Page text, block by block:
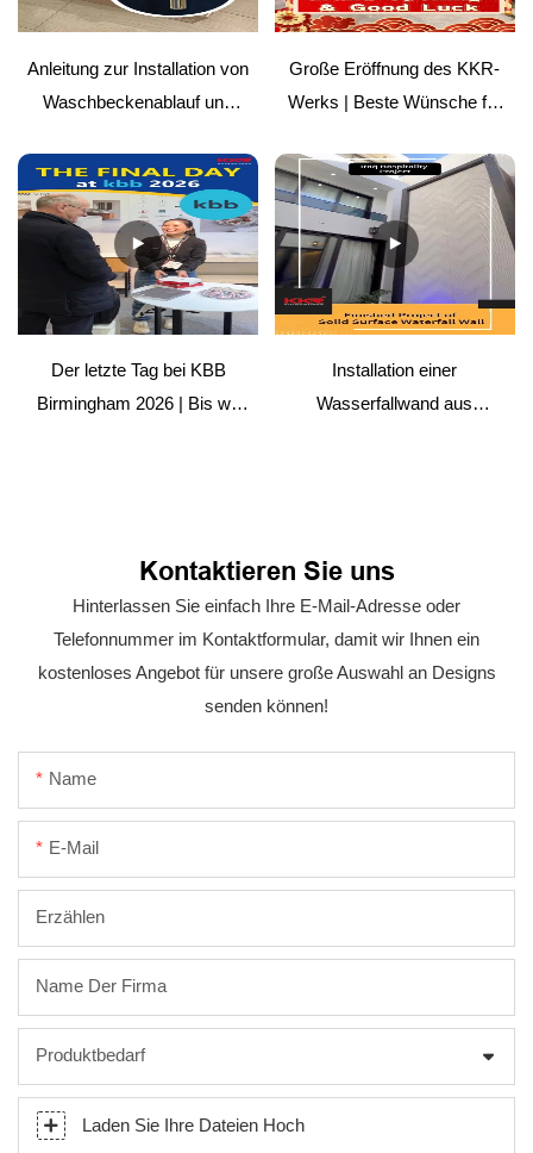
Anleitung zur Installation von
Waschbeckenablauf und
Mineralwerkstoff | Einfache
Anleitung
Große Eröffnung des KKR-
Werks | Beste Wünsche für
Der letzte Tag bei KBB
Birmingham 2026 | Bis wir
Installation einer
Wasserfallwand aus
Kontaktieren Sie uns
Hinterlassen Sie einfach Ihre E-Mail-Adresse oder
Telefonnummer im Kontaktformular, damit wir Ihnen ein
kostenloses Angebot für unsere große Auswahl an Designs
senden können!
Name
E-Mail
Erzählen
Name Der Firma
Produktbedarf
Laden Sie Ihre Dateien Hoch